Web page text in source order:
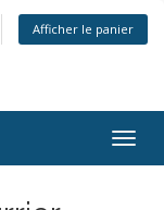
Afficher le panier
la